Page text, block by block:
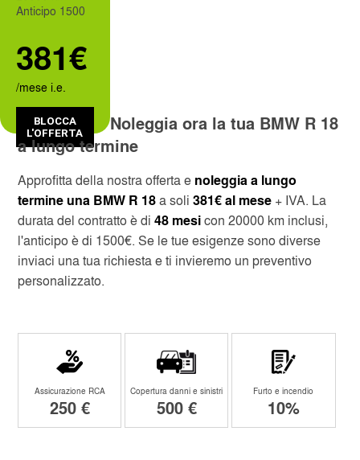
SERVICES INCLUDED
SKIP THE LINE
CATANIA
MILAN LINATE
NAPLES INTERNATIONAL AIRPORT
OBIA COSTA SMERALDA
Anticipo 1500
381€
/mese i.e.
BLOCCA
L'OFFERTA
Noleggia ora la tua BMW R 18
a lungo termine
Approfitta della nostra offerta e noleggia a lungo
termine una BMW R 18a soli381€ al mese + IVA. La
durata del contratto è di48 mesicon 20000 km inclusi,
l'anticipo è di 1500€. Se le tue esigenze sono diverse
inviaci una tua richiesta e ti invieremo un preventivo
personalizzato.
Assicurazione RCA
250 €
Copertura danni e sinistri
500 €
Furto e incendio
10%